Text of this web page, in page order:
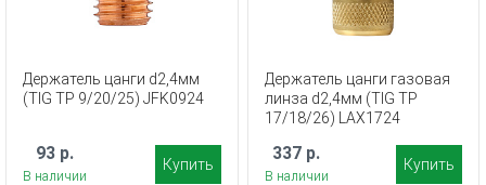
Держатель цанги d2,4мм
(TIG TP 9/20/25) JFK0924
93 р.
В наличии
Купить
Держатель цанги газовая
линза d2,4мм (TIG TP
17/18/26) LAX1724
337 р.
В наличии
Купить